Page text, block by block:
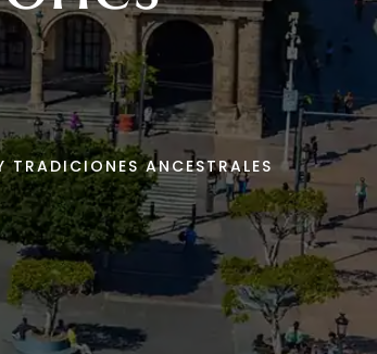
ANCESTRALES